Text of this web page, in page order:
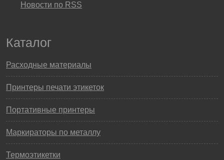
Новости по RSS
Каталог
Расходные материалы
Принтеры печати этикеток
Портативные принтеры
Маркираторы по металлу
Термоэтикетки